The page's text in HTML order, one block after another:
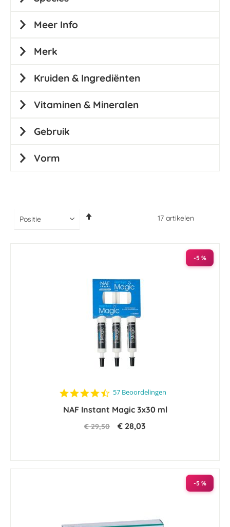
17 artikelen
-5 %
4.4
rating
57 Beoordelingen
NAF Instant Magic 3x30 ml
€ 29,50 € 28,03
-5 %
Meer Info
Merk
Kruiden & Ingrediënten
Vitaminen & Mineralen
Gebruik
Vorm